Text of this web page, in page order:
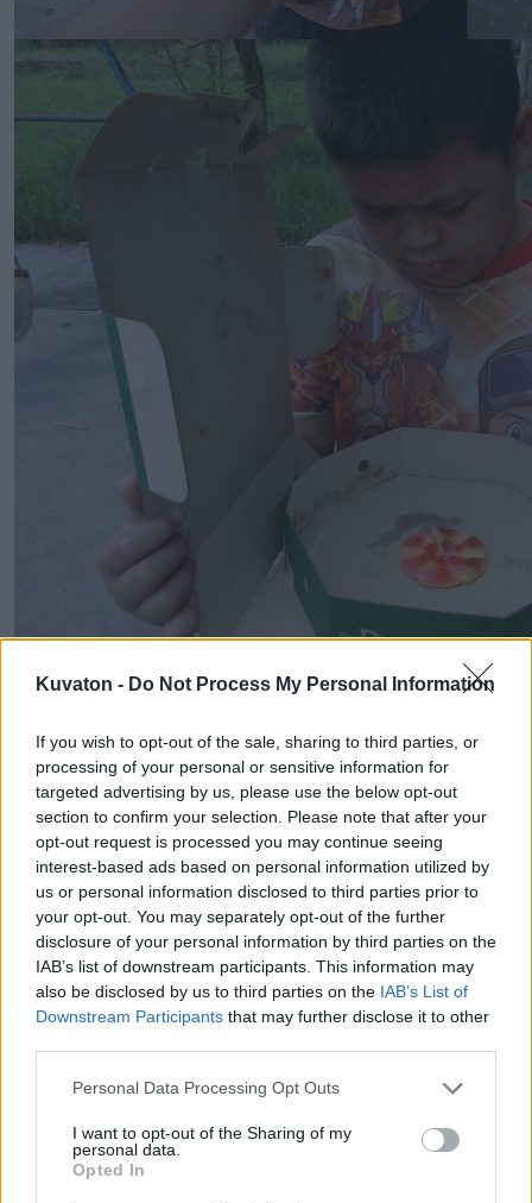
Kuvaton - Do Not Process My Personal Information
If you wish to opt-out of the sale, sharing to third parties, or
processing of your personal or sensitive information for
targeted advertising by us, please use the below opt-out
section to confirm your selection. Please note that after your
opt-out request is processed you may continue seeing
interest-based ads based on personal information utilized by
us or personal information disclosed to third parties prior to
your opt-out. You may separately opt-out of the further
disclosure of your personal information by third parties on the
IAB’s list of downstream participants. This information may
also be disclosed by us to third parties on the IAB’s List of
Downstream Participants that may further disclose it to other
Personal Data Processing Opt Outs
I want to opt-out of the Sharing of my
personal data.
Opted In
päivällinen.jpg